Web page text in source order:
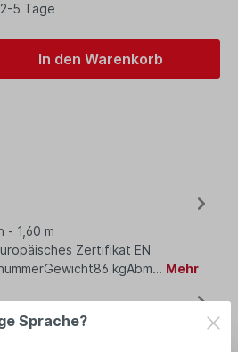
5 Tage
In den Warenkorb
- 1,60 m
Zertifikat EN
kgAbm… Mehr
Sprache?